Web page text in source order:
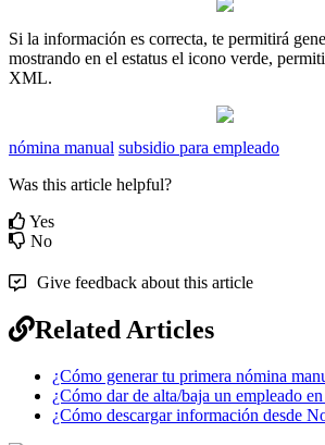
Si la información es correcta, te permitirá
mostrando en el estatus el icono verde,
XML.
nómina manual subsidio para empleado
Was this article helpful?
Yes
No
Give feedback about this article
Related Articles
¿Cómo generar tu primera nómina
¿Cómo dar de alta/baja un empleado
¿Cómo descargar información desde